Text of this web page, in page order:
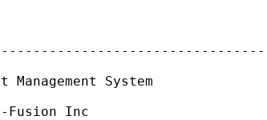
System
Fusion Inc